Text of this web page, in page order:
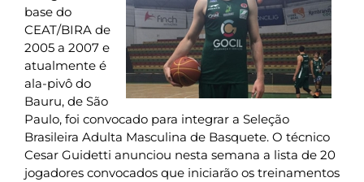
base do
CEAT/BIRA de
2005 a 2007 e
atualmente é
ala-pivô do
Bauru, de São
Paulo, foi convocado para integrar a Seleção
Brasileira Adulta Masculina de Basquete. O técnico
Cesar Guidetti anunciou nesta semana a lista de 20
jogadores convocados que iniciarão os treinamentos